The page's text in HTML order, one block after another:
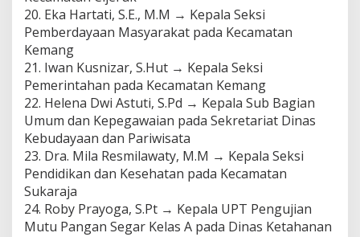
20. Eka Hartati, S.E., M.M → Kepala Seksi
Pemberdayaan Masyarakat pada Kecamatan
Kemang
21. Iwan Kusnizar, S.Hut → Kepala Seksi
Pemerintahan pada Kecamatan Kemang
22. Helena Dwi Astuti, S.Pd → Kepala Sub Bagian
Umum dan Kepegawaian pada Sekretariat Dinas
Kebudayaan dan Pariwisata
23. Dra. Mila Resmilawaty, M.M → Kepala Seksi
Pendidikan dan Kesehatan pada Kecamatan
Sukaraja
24. Roby Prayoga, S.Pt → Kepala UPT Pengujian
Mutu Pangan Segar Kelas A pada Dinas Ketahanan